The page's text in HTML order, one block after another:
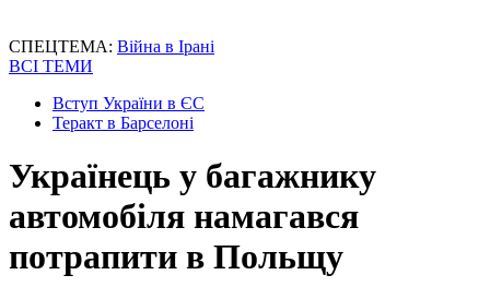
СПЕЦТЕМА: Війна в Ірані
ВСІ ТЕМИ
Вступ України в ЄС
Теракт в Барселоні
Українець у багажнику
автомобіля намагався
потрапити в Польщу